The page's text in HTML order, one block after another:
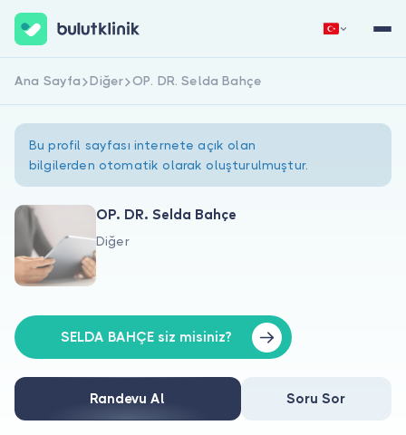
Hakkımızda
Doktorlar için
Doktor musunuz?
Hemen Kaydol
Ana Sayfa Diğer OP. DR. Selda Bahçe
Bu profil sayfası internete açık olan
bilgilerden otomatik olarak oluşturulmuştur.
OP. DR. Selda Bahçe
Diğer
SELDA BAHÇE siz misiniz?
Randevu Al Soru Sor